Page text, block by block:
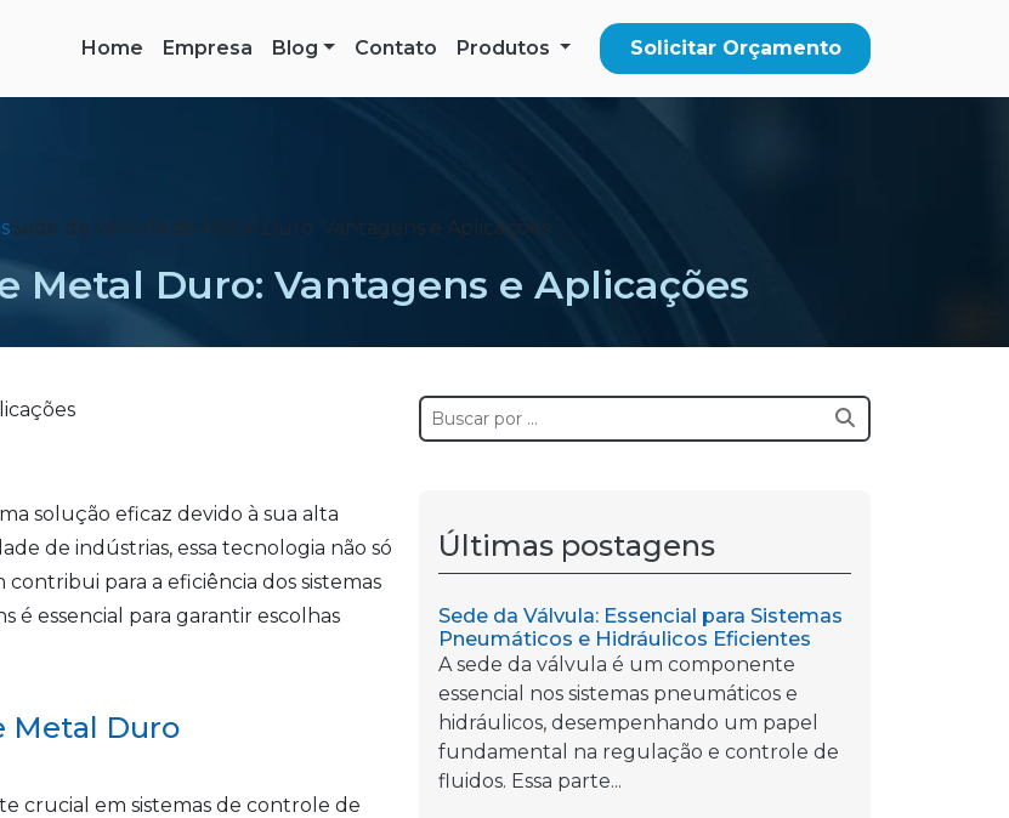
Home Empresa Blog Contato Produtos Solicitar Orçamento
Sede de Válvula de Metal Duro: Vantagens e Aplicações
Metal Duro: Vantagens e Aplicações
solução eficaz devido à sua alta
de indústrias, essa tecnologia não só
para a eficiência dos sistemas
é essencial para garantir escolhas
Metal Duro
crucial em sistemas de controle de
Últimas postagens
Sede da Válvula: Essencial para Sistemas
Pneumáticos e Hidráulicos Eficientes
A sede da válvula é um componente
essencial nos sistemas pneumáticos e
hidráulicos, desempenhando um papel
fundamental na regulação e controle de
fluidos. Essa parte...